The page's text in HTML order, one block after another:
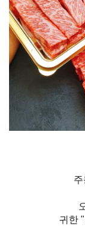
귀한 "